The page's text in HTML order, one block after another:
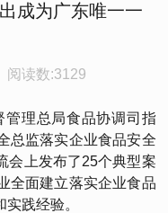
成为广东唯一一
阅读数:3129
管理总局食品协调司指
总监落实企业食品安全
会上发布了25个典型案
全面建立落实企业食品
践经验。